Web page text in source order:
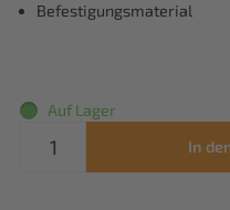
Befestigungsmaterial
Auf Lager
In